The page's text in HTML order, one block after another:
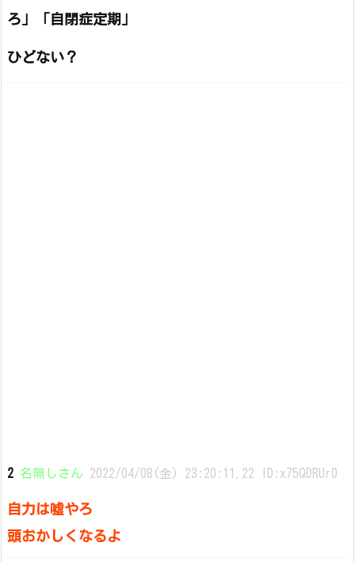
ろ」「自閉症定期」
ひどない？
2 名無しさん 2022/04/08(金) 23:20:11.22 ID:x75QDRUr0
自力は嘘やろ
頭おかしくなるよ